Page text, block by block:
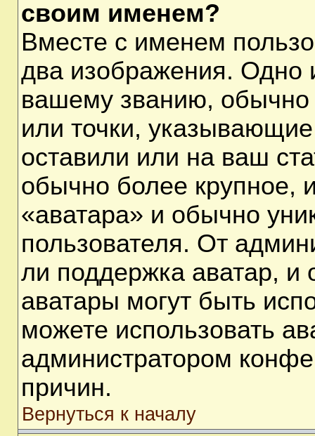
своим именем?
Вместе с именем
два изображения. Одно
вашему званию, обычно
или точки,
оставили или на ваш
обычно более крупное,
«аватара» и обычно
пользователя. От
ли поддержка аватар, и
аватары могут быть
можете использовать
администратором
причин.
Вернуться к началу